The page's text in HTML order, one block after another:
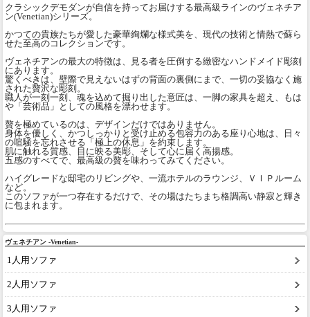
クラシックデモダンが自信を持ってお届けする最高級ラインのヴェネチア
ン(Venetian)シリーズ。
かつての貴族たちが愛した豪華絢爛な様式美を、現代の技術と情熱で蘇ら
せた至高のコレクションです。
ヴェネチアンの最大の特徴は、見る者を圧倒する緻密なハンドメイド彫刻
にあります。
驚くべきは、壁際で見えないはずの背面の裏側にまで、一切の妥協なく施
された贅沢な彫刻。
職人が一刻一刻、魂を込めて掘り出した意匠は、一脚の家具を超え、もは
や「芸術品」としての風格を漂わせます。
贅を極めているのは、デザインだけではありません。
身体を優しく、かつしっかりと受け止める包容力のある座り心地は、日々
の喧騒を忘れさせる「極上の休息」を約束します。
肌に触れる質感、目に映る美彫、そして心に届く高揚感。
五感のすべてで、最高級の贅を味わってみてください。
ハイグレードな邸宅のリビングや、一流ホテルのラウンジ、ＶＩＰルーム
など。
このソファが一つ存在するだけで、その場はたちまち格調高い静寂と輝き
に包まれます。
ヴェネチアン -Venetian-
1人用ソファ
2人用ソファ
3人用ソファ